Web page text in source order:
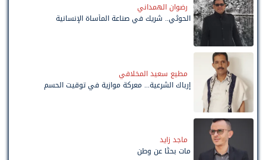
رضوان الهمداني
الحوثي.. شريك في صناعة المأساة الإنسانية
مطيع سعيد المخلافي
إرباك الشرعية... معركة موازية في توقيت الحسم
ماجد زايد
مات بحثًا عن وطن